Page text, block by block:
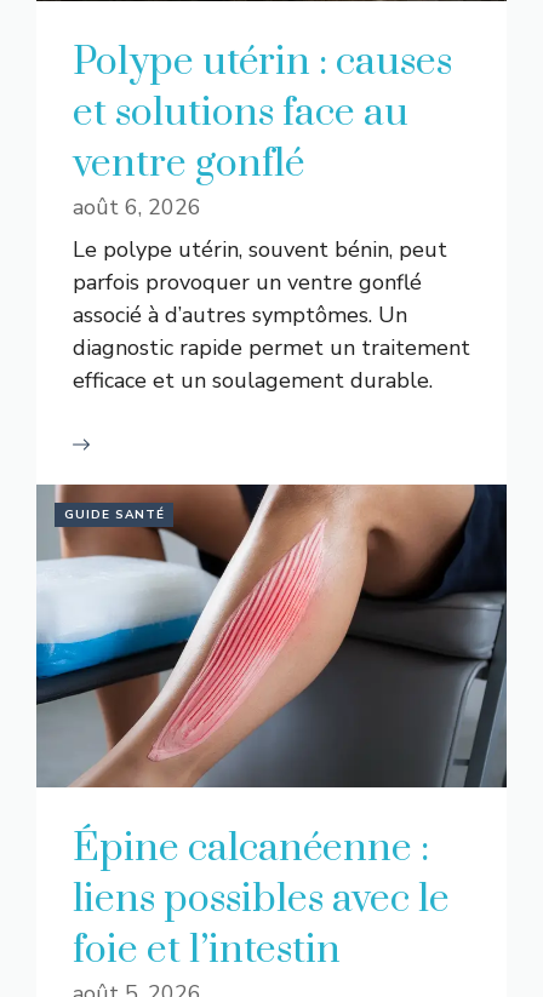
Polype utérin : causes
et solutions face au
ventre gonflé
août 6, 2026
Le polype utérin, souvent bénin, peut
parfois provoquer un ventre gonflé
associé à d’autres symptômes. Un
diagnostic rapide permet un traitement
efficace et un soulagement durable.
GUIDE SANTÉ
Épine calcanéenne :
liens possibles avec le
foie et l’intestin